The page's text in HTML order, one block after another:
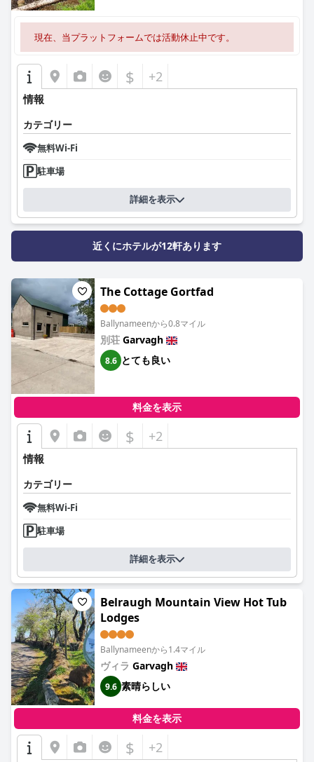
現在、当プラットフォームでは活動休止中です。
$ +2
情報
カテゴリー
無料Wi-Fi
駐車場
詳細を表示
近くにホテルが12軒あります
The Cottage Gortfad
Ballynameenから0.8マイル
別荘 Garvagh
8.6 とても良い
料金を表示
$ +2
情報
カテゴリー
無料Wi-Fi
駐車場
詳細を表示
Belraugh Mountain View Hot Tub
Lodges
Ballynameenから1.4マイル
ヴィラ Garvagh
9.6 素晴らしい
料金を表示
$ +2